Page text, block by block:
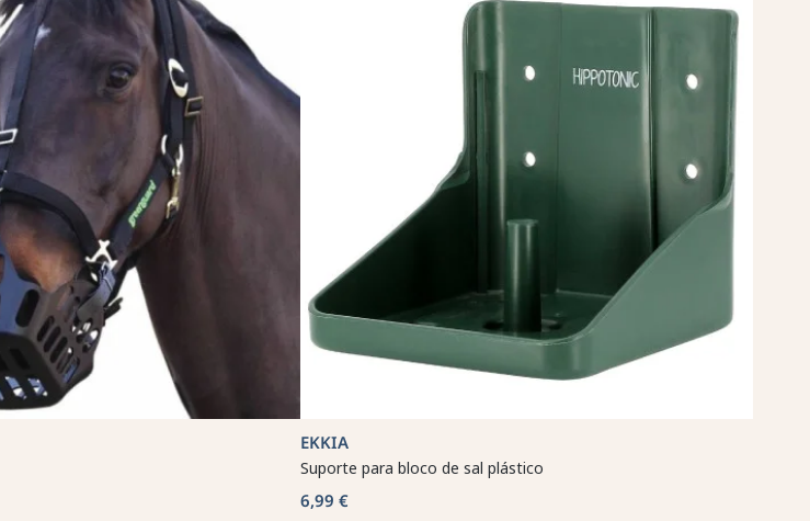
EKKIA
Suporte para bloco de sal plástico
6,99 €